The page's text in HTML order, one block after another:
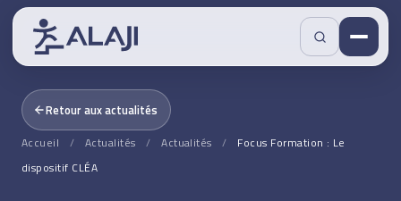
Retour aux actualités
Accueil / Actualités / Actualités /
Focus Formation : Le
dispositif CLÉA